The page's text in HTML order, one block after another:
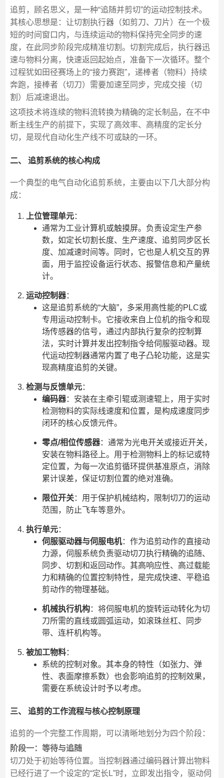
追剪，顾名思义，是一种“追随并剪切”的运动控制技术。
其核心思想是：让切割执行器（如剪刀、刀片）在一个极
短的时间窗口内，与连续运动的物料保持完全同步的速
度，在此同步阶段完成精准切割。切割完成后，执行器迅
速与物料分离，快速返回起始点，准备下一次循环。整个
过程犹如田径赛场上的“接力赛跑”，递棒者（物料）持续
奔跑，接棒者（切刀）需要加速至同步，完成交接（切
割）后减速退出。
这项技术将连续的物料流转换为精确的定长制品，在不中
断主线生产的前提下，实现了高效率、高精度的定长分
切，是现代自动化生产线不可或缺的一环。
二、 追剪系统的核心构成
一个典型的电气自动化追剪系统，主要由以下几大部分构
成：
上位管理单元：
通常为工业计算机或触摸屏。负责设定生产参
数，如定长切割长度、生产速度、追剪同步区长
度、加减速时间等。同时，它也是人机交互的界
面，用于监控设备运行状态、报警信息和产量统
计。
运动控制器：
这是追剪系统的“大脑”，多采用高性能的PLC或
专用运动控制卡。它接收来自上位机的指令和现
场传感器的信号，通过内部执行复杂的控制算
法，实时计算并发出控制指令给伺服驱动器。现
代运动控制器通常内置了电子凸轮功能，这是实
现高精度追剪的关键。
检测与反馈单元：
编码器：安装在主牵引辊或测速辊上，用于实时
检测物料的实际线速度和位置，是构成速度同步
闭环的核心反馈元件。
零点/相位传感器：通常为光电开关或接近开关，
安装在物料路径上。用于检测物料上的标记或特
定位置，为每一次追剪循环提供基准原点，消除
累计误差，保证切割位置的绝对准确。
限位开关：用于保护机械结构，限制切刀的运动
范围，防止飞车等意外。
执行单元：
伺服驱动器与伺服电机：作为追剪动作的直接动
力源，伺服系统负责驱动切刀执行精确的追随、
同步、切割和返回动作。其高响应性、高过载能
力和精确的位置控制特性，是完成快速、平稳追
剪动作的物理基础。
机械执行机构：将伺服电机的旋转运动转化为切
刀所需的直线或圆弧运动，如滚珠丝杠、同步
带、连杆机构等。
被加工物料：
系统的控制对象。其本身的特性（如张力、弹
性、表面摩擦系数）也会影响追剪的控制效果，
需要在系统设计时予以考虑。
三、 追剪的工作流程与核心控制原理
追剪的一个完整工作周期，可以清晰地划分为四个阶段：
阶段一：等待与追随
切刀处于初始等待位置。当控制器通过编码器计算出物料
已经行进了一个设定的“定长L”时，立即发出指令，驱动伺